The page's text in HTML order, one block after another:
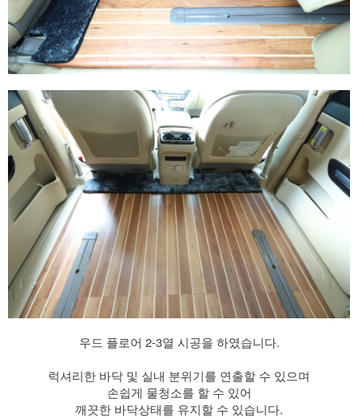
우드 플로어 2-3열 시공을 하였습니다.
럭셔리한 바닥 및 실내 분위기를 연출할 수 있으며
손쉽게 물청소를 할 수 있어
깨끗한 바닥상태를 유지할 수 있습니다.